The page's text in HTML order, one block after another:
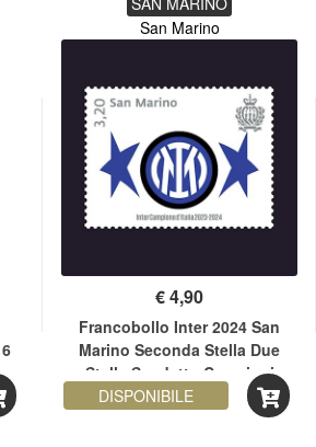
San Marino
€4,90
Francobollo Inter 2024 San
Marino Seconda Stella Due
Stelle Scudetto Campioni
d'Italia 2024
DISPONIBILE